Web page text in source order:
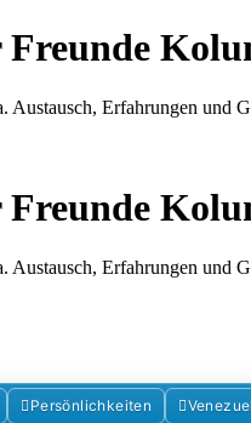
Erfahrungen und
Erfahrungen und
Persönlichkeiten